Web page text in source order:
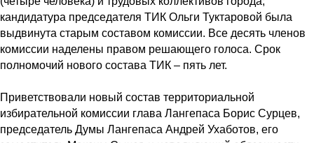
кандидатура председателя ТИК Ольги Туктаровой была
выдвинута старым составом комиссии. Все десять членов
комиссии наделены правом решающего голоса. Срок
полномочий нового состава ТИК – пять лет.
Приветствовали новый состав территориальной
избирательной комиссии глава Лангепаса Борис Сурцев,
председатель Думы Лангепаса Андрей Ухаботов, его